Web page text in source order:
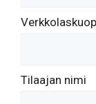
Tilaajan nimi